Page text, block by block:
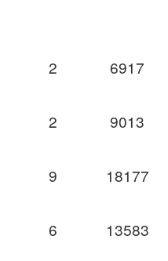
2 6917
2 9013
9 18177
6 13583